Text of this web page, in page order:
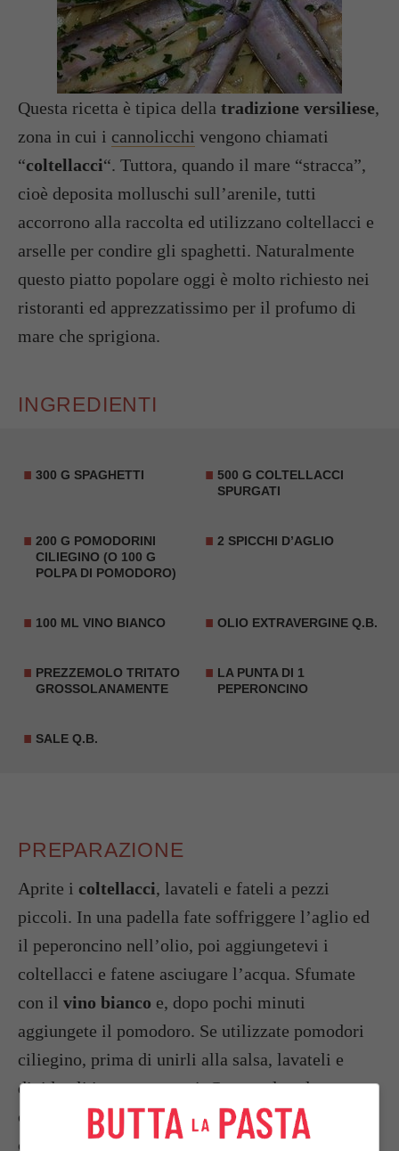
Questa ricetta è tipica della tradizione versiliese,
zona in cui i cannolicchi vengono chiamati
“coltellacci“. Tuttora, quando il mare “stracca”,
cioè deposita molluschi sull’arenile, tutti
accorrono alla raccolta ed utilizzano coltellacci e
arselle per condire gli spaghetti. Naturalmente
questo piatto popolare oggi è molto richiesto nei
ristoranti ed apprezzatissimo per il profumo di
mare che sprigiona.
INGREDIENTI
300 G SPAGHETTI
500 G COLTELLACCI
SPURGATI
200 G POMODORINI
CILIEGINO (O 100 G
POLPA DI POMODORO)
2 SPICCHI D’AGLIO
100 ML VINO BIANCO OLIO EXTRAVERGINE Q.B.
PREZZEMOLO TRITATO
GROSSOLANAMENTE
LA PUNTA DI 1
PEPERONCINO
SALE Q.B.
PREPARAZIONE
Aprite i coltellacci, lavateli e fateli a pezzi
piccoli. In una padella fate soffriggere l’aglio ed
il peperoncino nell’olio, poi aggiungetevi i
coltellacci e fatene asciugare l’acqua. Sfumate
con il vino bianco e, dopo pochi minuti
aggiungete il pomodoro. Se utilizzate pomodori
ciliegino, prima di unirli alla salsa, lavateli e
divideteli in quattro parti. Cuocete la salsa per
circa
10 minutie infine regolate di sale. Intanto
che la salsa cuoce, fate bollire l’acqua salata e